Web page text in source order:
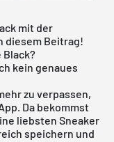
mit der
diesem Beitrag!
kein genaues
zu verpassen,
. Da bekommst
liebsten Sneaker
speichern und